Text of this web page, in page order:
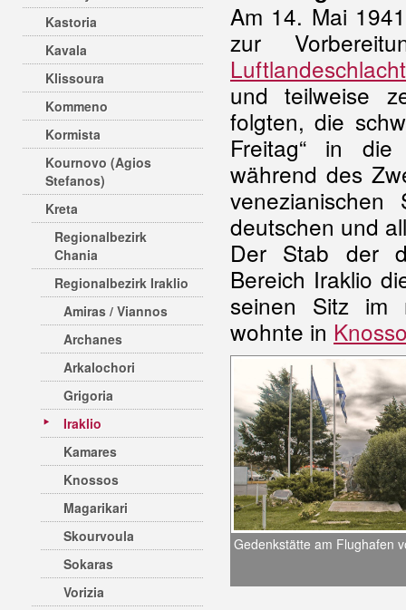
Kastoria
Kavala
Klissoura
Kommeno
Kormista
Kournovo (Agios
Stefanos)
Kreta
Regionalbezirk
Chania
Regionalbezirk Iraklio
Amiras / Viannos
Archanes
Arkalochori
Grigoria
Iraklio
Kamares
Knossos
Magarikari
Skourvoula
Sokaras
Vorizia
Am 14. Mai
zur
und teilweise
folgten, die
Freitag“ in die
während des
venezianischen
deutschen und
Der Stab der
Bereich Iraklio
seinen Sitz
wohnte in
Gedenkstätte am Flughafen